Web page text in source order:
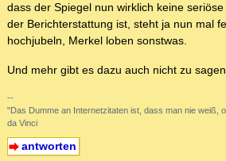
dass der Spiegel nun wirklich keine
der Berichterstattung ist, steht ja nun mal
hochjubeln, Merkel loben sonstwas.
Und mehr gibt es dazu auch nicht zu
--
"Das Dumme an Internetzitaten ist, dass man nie weiß,
da Vinci
antworten